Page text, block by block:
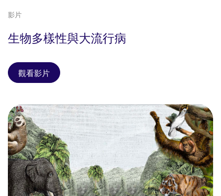
影片
生物多樣性與大流行病
觀看影片